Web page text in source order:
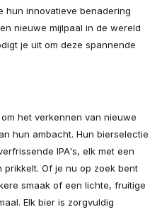
hun innovatieve benadering
nieuwe mijlpaal in de wereld
je uit om deze spannende
het verkennen van nieuwe
hun ambacht. Hun bierselectie
IPA's, elk met een
prikkelt. Of je nu op zoek bent
smaak of een lichte, fruitige
Elk bier is zorgvuldig